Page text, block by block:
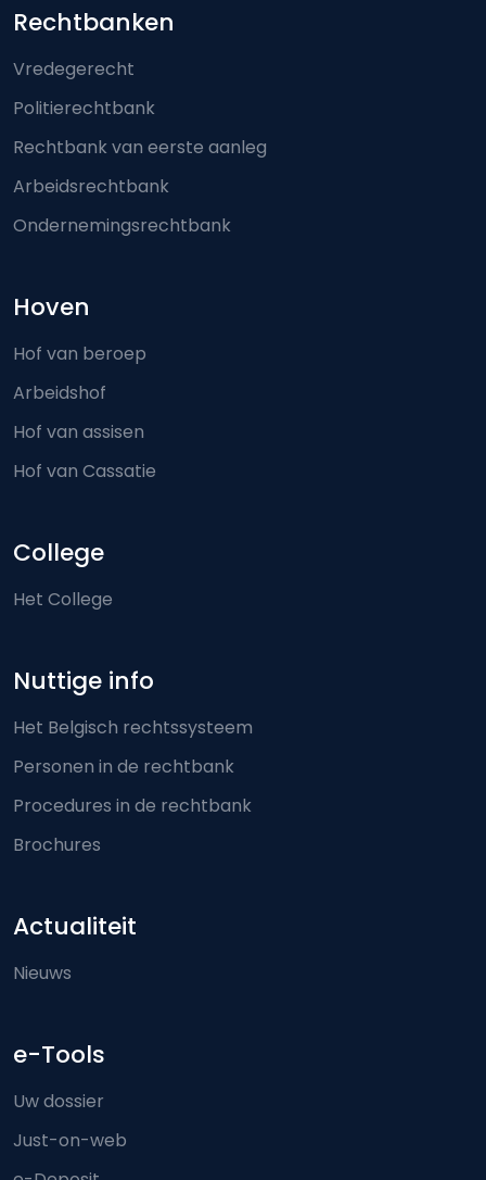
Footer-menu
Rechtbanken
Vredegerecht
Politierechtbank
Rechtbank van eerste aanleg
Arbeidsrechtbank
Ondernemingsrechtbank
Hoven
Hof van beroep
Arbeidshof
Hof van assisen
Hof van Cassatie
College
Het College
Nuttige info
Het Belgisch rechtssysteem
Personen in de rechtbank
Procedures in de rechtbank
Brochures
Actualiteit
Nieuws
e-Tools
Uw dossier
Just-on-web